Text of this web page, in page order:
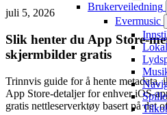
Brukerveiledning
Evermusic
juli 5, 2026
Slik henter du App Store-
skjermbilder gratis
Trinnvis guide for å hente
App Store-detaljer for enhver iOS-
gratis nettleserverktøy basert på det